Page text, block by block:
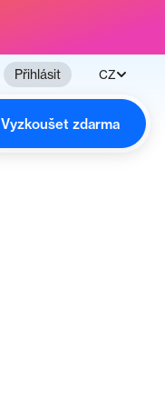
Přihlásit CZ
Vyzkoušet zdarma